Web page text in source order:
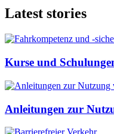
Latest stories
Kurse und
Anleitungen zur